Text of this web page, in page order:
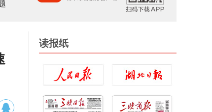
读报纸